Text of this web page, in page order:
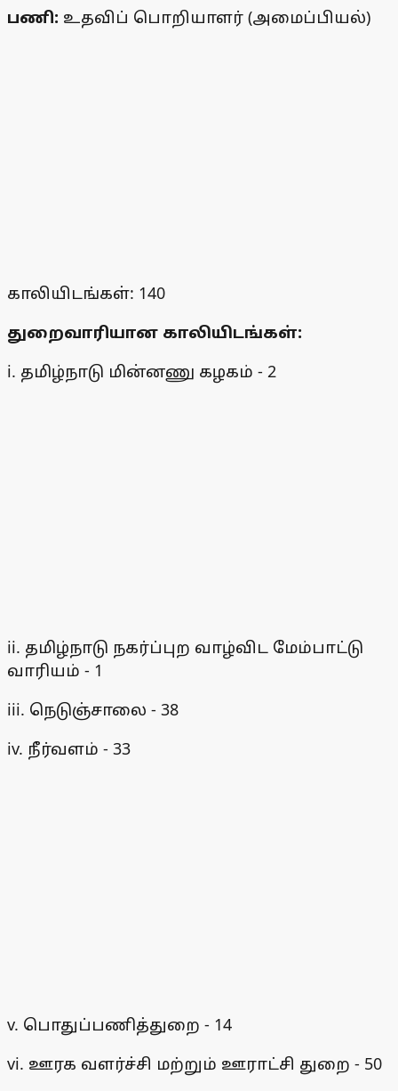
பணி: உதவிப் பொறியாளர் (அமைப்பியல்)
காலியிடங்கள்: 140
துறைவாரியான காலியிடங்கள்:
i. தமிழ்நாடு மின்னணு கழகம் - 2
ii. தமிழ்நாடு நகர்ப்புற வாழ்விட மேம்பாட்டு
வாரியம் - 1
iii. நெடுஞ்சாலை - 38
iv. நீர்வளம் - 33
v. பொதுப்பணித்துறை - 14
vi. ஊரக வளர்ச்சி மற்றும் ஊராட்சி துறை - 50